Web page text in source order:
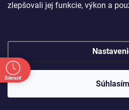
zlepšovali jej funkcie, výkon a
Súhlasím
Zobraziť